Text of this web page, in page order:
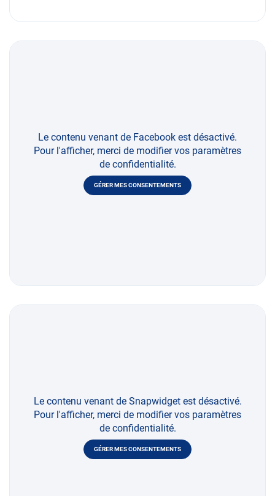
Le contenu venant de Facebook est désactivé.
Pour l'afficher, merci de modifier vos paramètres
de confidentialité.
GÉRER MES CONSENTEMENTS
Le contenu venant de Snapwidget est désactivé.
Pour l'afficher, merci de modifier vos paramètres
de confidentialité.
GÉRER MES CONSENTEMENTS